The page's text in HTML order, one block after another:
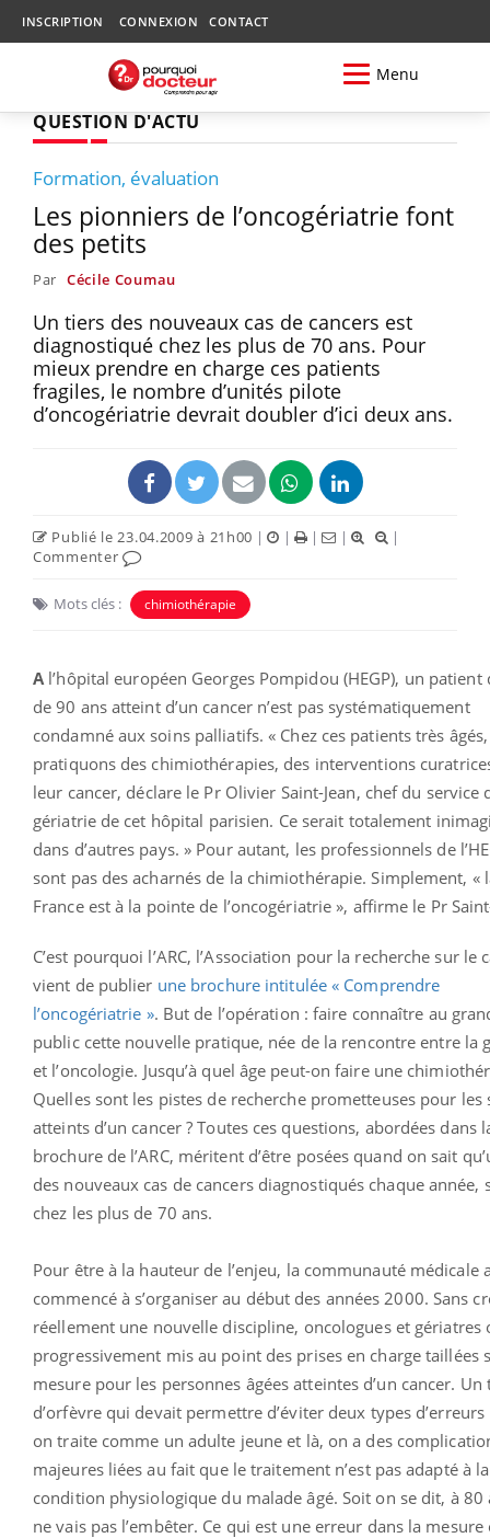
INSCRIPTION CONNEXION CONTACT
Menu
QUESTION D'ACTU
Formation, évaluation
Les pionniers de l’oncogériatrie font
des petits
Par Cécile Coumau
Un tiers des nouveaux cas de cancers est
diagnostiqué chez les plus de 70 ans. Pour
mieux prendre en charge ces patients
fragiles, le nombre d’unités pilote
d’oncogériatrie devrait doubler d’ici deux ans.
Publié le 23.04.2009 à 21h00 | | | |
|
Commenter
Mots clés : chimiothérapie
A l’hôpital européen Georges Pompidou (HEGP), un patient
de 90 ans atteint d’un cancer n’est pas systématiquement
condamné aux soins palliatifs. « Chez ces patients très
pratiquons des chimiothérapies, des interventions
leur cancer, déclare le Pr Olivier Saint-Jean, chef du service
gériatrie de cet hôpital parisien. Ce serait totalement
dans d’autres pays. » Pour autant, les professionnels de
sont pas des acharnés de la chimiothérapie. Simplement, «
France est à la pointe de l’oncogériatrie », affirme le Pr
C’est pourquoi l’ARC, l’Association pour la recherche sur le
vient de publier une brochure intitulée « Comprendre
l’oncogériatrie ». But de l’opération : faire connaître au
public cette nouvelle pratique, née de la rencontre entre la
et l’oncologie. Jusqu’à quel âge peut-on faire une
Quelles sont les pistes de recherche prometteuses pour les
atteints d’un cancer ? Toutes ces questions, abordées dans
brochure de l’ARC, méritent d’être posées quand on sait
des nouveaux cas de cancers diagnostiqués chaque année,
chez les plus de 70 ans.
Pour être à la hauteur de l’enjeu, la communauté médicale
commencé à s’organiser au début des années 2000. Sans
réellement une nouvelle discipline, oncologues et gériatres
progressivement mis au point des prises en charge taillées
mesure pour les personnes âgées atteintes d’un cancer. Un
d’orfèvre qui devait permettre d’éviter deux types d’erreurs
on traite comme un adulte jeune et là, on a des
majeures liées au fait que le traitement n’est pas adapté à la
condition physiologique du malade âgé. Soit on se dit, à 80
ne vais pas l’embêter. Ce qui est une erreur dans la mesure